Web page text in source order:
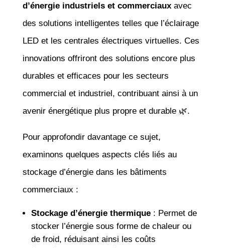
d’énergie industriels et commerciauxavec
des solutions intelligentes telles que l’éclairage
LED et les centrales électriques virtuelles. Ces
innovations offriront des solutions encore plus
durables et efficaces pour les secteurs
commercial et industriel, contribuant ainsi à un
avenir énergétique plus propre et durable 🌿.
Pour approfondir davantage ce sujet,
examinons quelques aspects clés liés au
stockage d’énergie dans les bâtiments
commerciaux :
Stockage d’énergie thermique: Permet de
stocker l’énergie sous forme de chaleur ou
de froid, réduisant ainsi les coûts